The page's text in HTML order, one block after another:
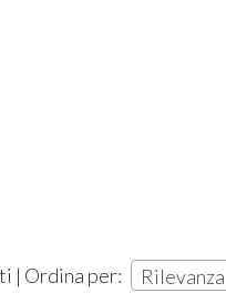
| Ordina per: Rilevanza